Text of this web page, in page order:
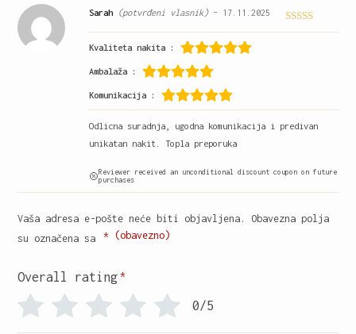
Ocijenjeno
Sarah (potvrđeni vlasnik) – 17.11.2025
Kvaliteta nakita :
Ambalaža :
Komunikacija :
Odlicna suradnja, ugodna komunikacija i predivan
unikatan nakit. Topla preporuka
Reviewer received an unconditional discount coupon on future
purchases
Vaša adresa e-pošte neće biti objavljena.
Obavezna polja
su označena sa
* (obavezno)
Overall rating *
0/5